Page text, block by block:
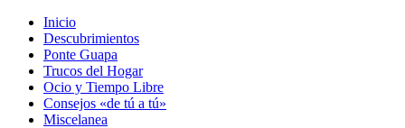
Inicio
Descubrimientos
Ponte Guapa
Trucos del Hogar
Ocio y Tiempo Libre
Consejos «de tú a tú»
Miscelanea